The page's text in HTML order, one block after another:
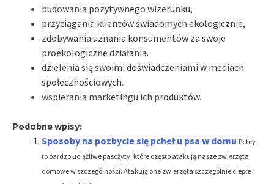
budowania pozytywnego wizerunku,
przyciągania klientów świadomych ekologicznie,
zdobywania uznania konsumentów za swoje
proekologiczne działania.
dzielenia się swoimi doświadczeniami w mediach
społecznościowych.
wspierania marketingu ich produktów.
Podobne wpisy:
Sposoby na pozbycie się pcheł u psa w domu Pchły
to bardzo uciążliwe pasożyty, które często atakują nasze zwierzęta
domowe w szczególności. Atakują one zwierzęta szczególnie ciepłe